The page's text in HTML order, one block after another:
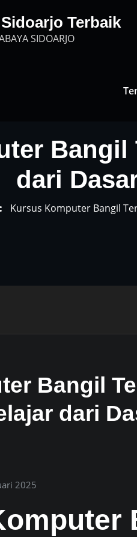
Terbaik
SIDOARJO
Bangil
dari
Kursus Komputer Bangil
Bangil
dari
2025